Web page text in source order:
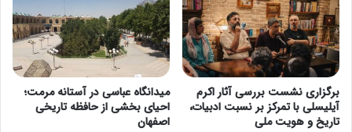
برگزاری نشست بررسی آثار اکرم
آیلیسلی با تمرکز بر نسبت ادبیات،
تاریخ و هویت ملی
میدانگاه عباسی در آستانه مرمت؛
احیای بخشی از حافظه تاریخی
اصفهان